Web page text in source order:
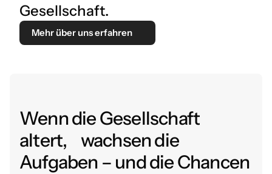
Gesellschaft.
Mehr über uns erfahren
Wenn die Gesellschaft
altert, wachsen die
Aufgaben – und die Chancen